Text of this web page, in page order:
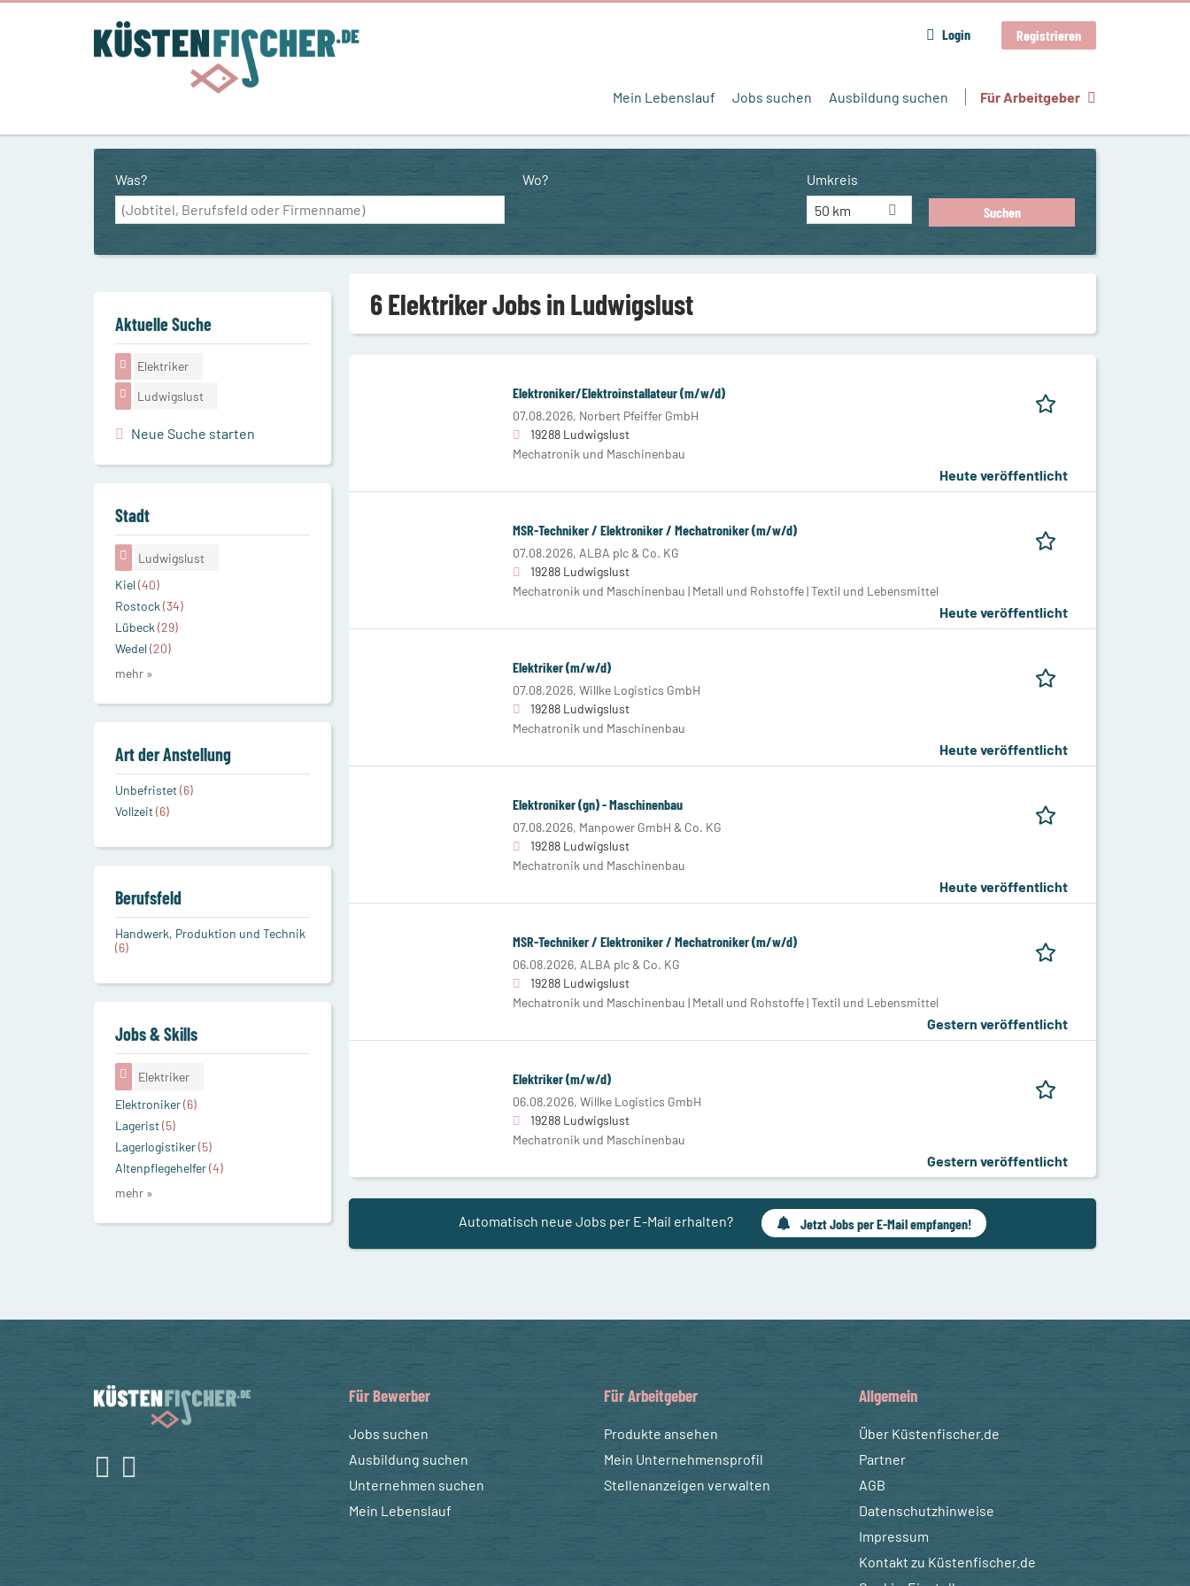
Login Registrieren
Mein Lebenslauf Jobs suchen Ausbildung suchen Für Arbeitgeber
Was? Wo?
Umkreis
50 km
6 Elektriker Jobs in Ludwigslust
Elektroniker/Elektroinstallateur (m/w/d)
07.08.2026, Norbert Pfeiffer GmbH
19288 Ludwigslust
Mechatronik und Maschinenbau
Heute veröffentlicht
MSR-Techniker / Elektroniker / Mechatroniker (m/w/d)
07.08.2026, ALBA plc & Co. KG
19288 Ludwigslust
Mechatronik und Maschinenbau | Metall und Rohstoffe | Textil und Lebensmittel
Heute veröffentlicht
Elektriker (m/w/d)
07.08.2026, Willke Logistics GmbH
19288 Ludwigslust
Mechatronik und Maschinenbau
Heute veröffentlicht
Elektroniker (gn) - Maschinenbau
07.08.2026, Manpower GmbH & Co. KG
19288 Ludwigslust
Mechatronik und Maschinenbau
Heute veröffentlicht
MSR-Techniker / Elektroniker / Mechatroniker (m/w/d)
06.08.2026, ALBA plc & Co. KG
19288 Ludwigslust
Mechatronik und Maschinenbau | Metall und Rohstoffe | Textil und Lebensmittel
Gestern veröffentlicht
Elektriker (m/w/d)
06.08.2026, Willke Logistics GmbH
19288 Ludwigslust
Mechatronik und Maschinenbau
Gestern veröffentlicht
Automatisch neue Jobs per E-Mail erhalten? Jetzt Jobs per E-Mail empfangen!
Aktuelle Suche
Elektriker
Ludwigslust
Neue Suche starten
Stadt
Ludwigslust
Kiel(40)
Rostock(34)
Lübeck(29)
Wedel(20)
mehr »
Art der Anstellung
Unbefristet(6)
Vollzeit(6)
Berufsfeld
Handwerk, Produktion und Technik
(6)
Jobs & Skills
Elektriker
Elektroniker(6)
Lagerist(5)
Lagerlogistiker(5)
Altenpflegehelfer(4)
mehr »
Für Bewerber
Jobs suchen
Ausbildung suchen
Unternehmen suchen
Mein Lebenslauf
Für Arbeitgeber
Produkte ansehen
Mein Unternehmensprofil
Stellenanzeigen verwalten
Allgemein
Über Küstenfischer.de
Partner
AGB
Datenschutzhinweise
Impressum
Kontakt zu Küstenfischer.de